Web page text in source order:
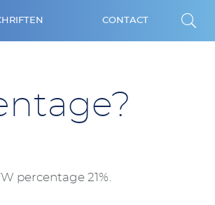
CONTACT
percentage 21%.